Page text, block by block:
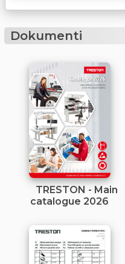
Dokumenti
TRESTON - Main
catalogue 2026